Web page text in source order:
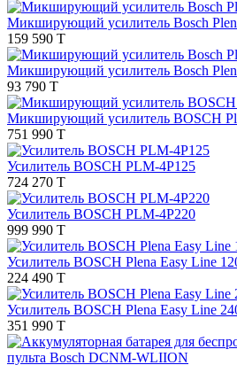
Микширующий усилитель Bosch
159 590 T
Микширующий усилитель Bosch
93 790 T
Микширующий усилитель BOSCH
751 990 T
Усилитель BOSCH PLM-4P125
724 270 T
Усилитель BOSCH PLM-4P220
999 990 T
Усилитель BOSCH Plena Easy Line
224 490 T
Усилитель BOSCH Plena Easy Line
351 990 T